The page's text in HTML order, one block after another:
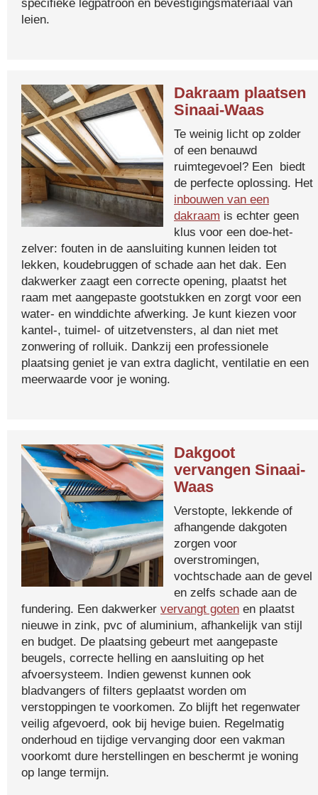
specifieke legpatroon en bevestigingsmateriaal van
leien.
Dakraam plaatsen
Sinaai-Waas
Te weinig licht op zolder
of een benauwd
ruimtegevoel? Een biedt
de perfecte oplossing. Het
inbouwen van een
dakraam is echter geen
klus voor een doe-het-
zelver: fouten in de aansluiting kunnen leiden tot
lekken, koudebruggen of schade aan het dak. Een
dakwerker zaagt een correcte opening, plaatst het
raam met aangepaste gootstukken en zorgt voor een
water- en winddichte afwerking. Je kunt kiezen voor
kantel-, tuimel- of uitzetvensters, al dan niet met
zonwering of rolluik. Dankzij een professionele
plaatsing geniet je van extra daglicht, ventilatie en een
meerwaarde voor je woning.
Dakgoot
vervangen Sinaai-
Waas
Verstopte, lekkende of
afhangende dakgoten
zorgen voor
overstromingen,
vochtschade aan de gevel
en zelfs schade aan de
fundering. Een dakwerker vervangt goten en plaatst
nieuwe in zink, pvc of aluminium, afhankelijk van stijl
en budget. De plaatsing gebeurt met aangepaste
beugels, correcte helling en aansluiting op het
afvoersysteem. Indien gewenst kunnen ook
bladvangers of filters geplaatst worden om
verstoppingen te voorkomen. Zo blijft het regenwater
veilig afgevoerd, ook bij hevige buien. Regelmatig
onderhoud en tijdige vervanging door een vakman
voorkomt dure herstellingen en beschermt je woning
op lange termijn.